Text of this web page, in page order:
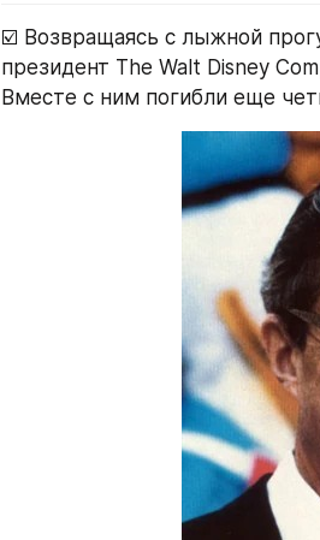
☑️ Возвращаясь с лыжной
президент The Walt Disney
Вместе с ним погибли еще